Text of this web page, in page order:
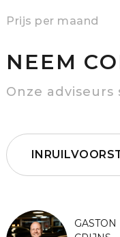
Prijs per maand
NEEM
Onze
GASTON